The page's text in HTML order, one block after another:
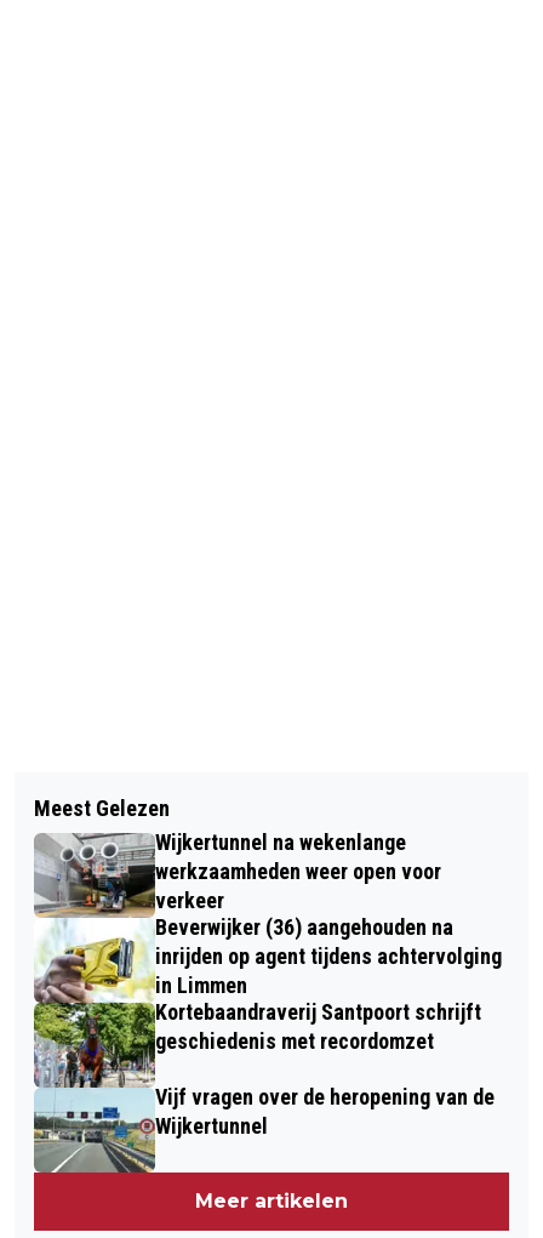
MOOIE EN SFEERVOLLE 61E
WIELERRONDE HEEMSKERK
VANDAAG IN HET DUIN #19: OP ZOEK
NAAR OUDE DUINEN
Meest Gelezen
Wijkertunnel na wekenlange
werkzaamheden weer open voor
verkeer
Beverwijker (36) aangehouden na
inrijden op agent tijdens achtervolging
in Limmen
Kortebaandraverij Santpoort schrijft
geschiedenis met recordomzet
Vijf vragen over de heropening van de
Wijkertunnel
Meer artikelen